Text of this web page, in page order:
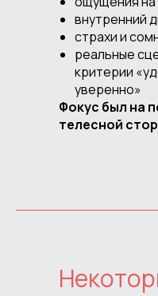
внутренний
страхи и
реальные
критерии
уверенно»
Фокус был на
телесной